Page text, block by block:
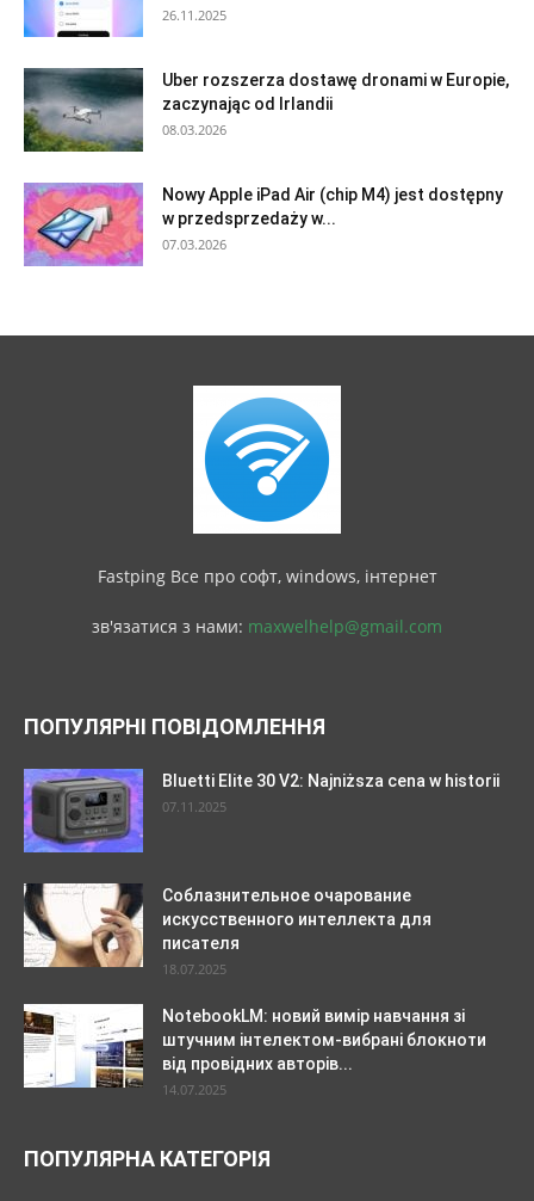
26.11.2025
Uber rozszerza dostawę dronami w Europie,
zaczynając od Irlandii
08.03.2026
Nowy Apple iPad Air (chip M4) jest dostępny
w przedsprzedaży w...
07.03.2026
Fastping Все про софт, windows, інтернет
зв'язатися з нами: maxwelhelp@gmail.com
ПОПУЛЯРНІ ПОВІДОМЛЕННЯ
Bluetti Elite 30 V2: Najniższa cena w historii
07.11.2025
Соблазнительное очарование
искусственного интеллекта для
писателя
18.07.2025
NotebookLM: новий вимір навчання зі
штучним інтелектом-вибрані блокноти
від провідних авторів...
14.07.2025
ПОПУЛЯРНА КАТЕГОРІЯ